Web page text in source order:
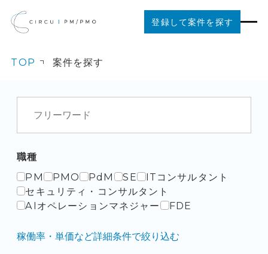
登録して案件を探す
ご利用の流れ
お役立ちコンテンツ
法人の方はこちら
TOP 案件を探す
職種
PM
PMO PdM SE
ITコンサルタント
セキュリティ・コンサルタント
AIオペレーションマネジャー
FDE
稼働率・単価など詳細条件で絞り込む